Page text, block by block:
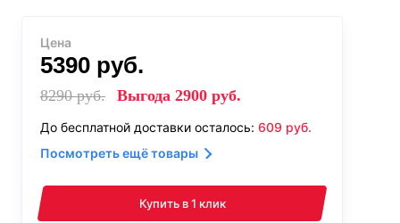
Цена
5390 руб.
8290руб. Выгода 2900 руб.
До бесплатной доставки осталось: 609 руб.
Посмотреть ещё товары
Купить в 1 клик